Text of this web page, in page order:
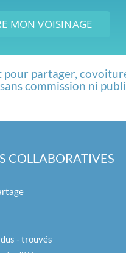
MON VOISINAGE
pour partager,
commission ni
COLLABORATIVES
- trouvés